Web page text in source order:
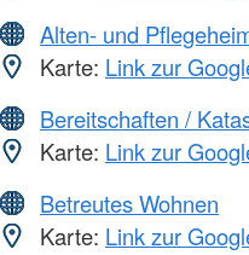
Alten- und
Karte: Link zur
Bereitschaften /
Karte: Link zur
Betreutes Wohnen
Karte: Link zur